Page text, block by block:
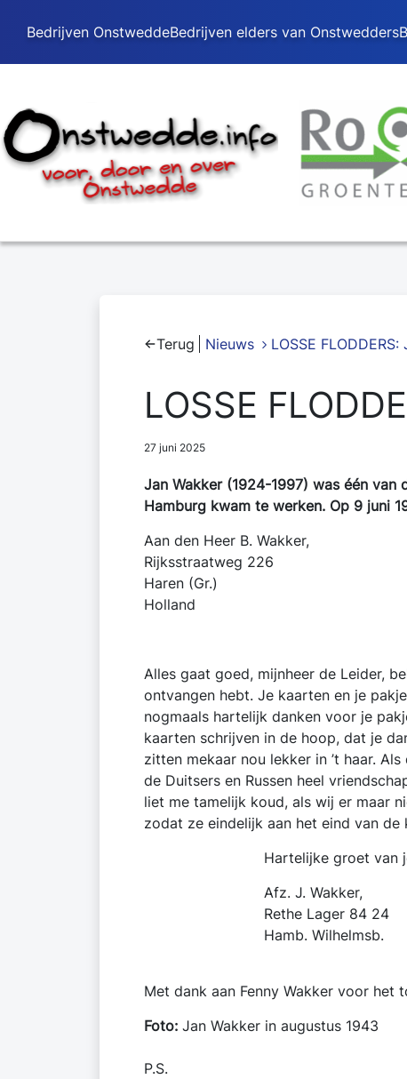
Bedrijven OnstweddeBedrijven elders van Onstwedders
Terug Nieuws LOSSE
LOSSE
27 juni 2025
Jan Wakker (1924-1997) was één
Hamburg kwam te werken. Op 9 juni
Aan den Heer B. Wakker,
Rijksstraatweg 226
Haren (Gr.)
Holland
I
Alles gaat goed, mijnheer de Leider,
ontvangen hebt. Je kaarten en je
nogmaals hartelijk danken voor je
kaarten schrijven in de hoop, dat je
zitten mekaar nou lekker in ’t haar.
de Duitsers en Russen heel
liet me tamelijk koud, als wij er maar
zodat ze eindelijk aan het eind van
Hartelijke groet van je
Afz. J. Wakker,
Rethe Lager 84 24
Hamb. Wilhelmsb.
Met dank aan Fenny Wakker voor
Foto: Jan Wakker in augustus 1943
P.S.